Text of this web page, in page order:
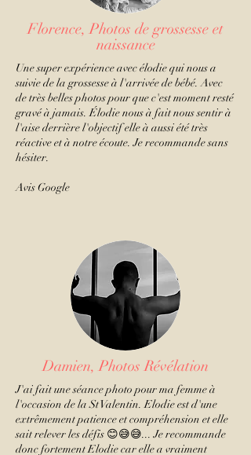
Florence, Photos de grossesse et
naissance
Une super expérience avec élodie qui nous a
suivie de la grossesse à l'arrivée de bébé. Avec
de très belles photos pour que c'est moment resté
gravé à jamais. Élodie nous à fait nous sentir à
l'aise derrière l'objectif elle à aussi été très
réactive et à notre écoute. Je recommande sans
hésiter.
Avis Google
Damien, Photos Révélation
J'ai fait une séance photo pour ma femme à
l'occasion de la St Valentin. Elodie est d'une
extrêmement patience et compréhension et elle
sait relever les défis 😊😅😅... Je recommande
donc fortement Elodie car elle a vraiment